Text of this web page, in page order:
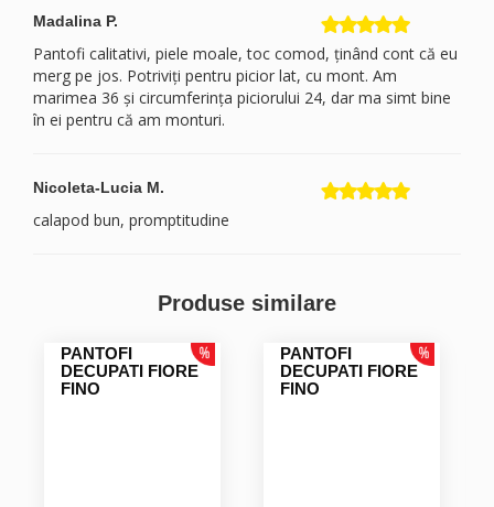
Madalina P.
Pantofi calitativi, piele moale, toc comod, ținând cont că eu
merg pe jos. Potriviți pentru picior lat, cu mont. Am
marimea 36 și circumferința piciorului 24, dar ma simt bine
în ei pentru că am monturi.
Nicoleta-Lucia M.
calapod bun, promptitudine
Nicoleta-Lucia M.
Produse similare
PANTOFI
DECUPATI FIORE
FINO
PANTOFI
DECUPATI FIORE
FINO